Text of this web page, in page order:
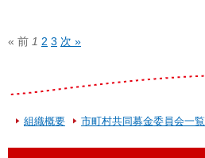
« 前 1 2 3 次 »
組織概要 市町村共同募金委員会一覧